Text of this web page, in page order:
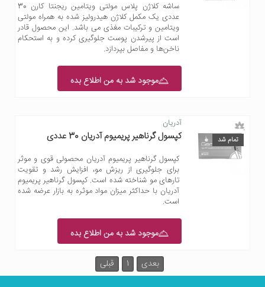
ساشه کلاژن پلاس مولتی ویتامین ریجنتا کارن 30
عددی یک مکمل کلاژن هیدرولیز شده به همراه مولتی
ویتامین و ترکیبات مغذی می باشد. این محصول قادر
است از پیر‌شدن پوست جلوگیری کرده و به استحکام
ناخن‌ها و مفاصل بپردازد.
موجود شد به من اطلاع بده
تمام شد
آدریان
کپسول گرناهیر پریمیوم آدریان 30 عددی
کپسول گرناهیر پریمیوم آدریان محصولی قوی و موثر
برای جلوگیری از ریزش مو، افزایش رشد و تقویت
تارهای مو شناخته شده است. کپسول گرناهیر پریمیوم
آدریان با حداکثر میزان مواد موثره به بازار عرضه شده
است.
موجود شد به من اطلاع بده
قبلی 1 بعدی